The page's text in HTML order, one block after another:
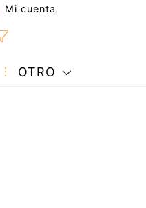
Mi cuenta
OTRO